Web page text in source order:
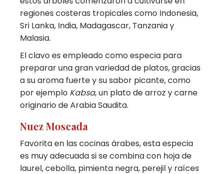
regiones costeras tropicales como Indonesia,
Sri Lanka, India, Madagascar, Tanzania y
Malasia.
El clavo es empleado como especia para
preparar una gran variedad de platos, gracias
a su aroma fuerte y su sabor picante, como
por ejemplo Kabsa, un plato de arroz y carne
originario de Arabia Saudita.
Nuez Moscada
Favorita en las cocinas árabes, esta especia
es muy adecuada si se combina con hoja de
laurel, cebolla, pimienta negra, perejil y raíces